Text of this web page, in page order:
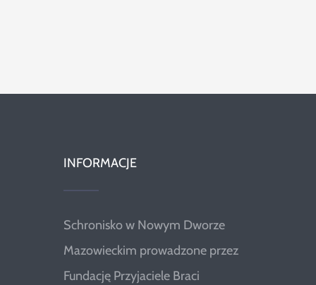
INFORMACJE
Schronisko w Nowym Dworze
Mazowieckim prowadzone przez
Fundację Przyjaciele Braci